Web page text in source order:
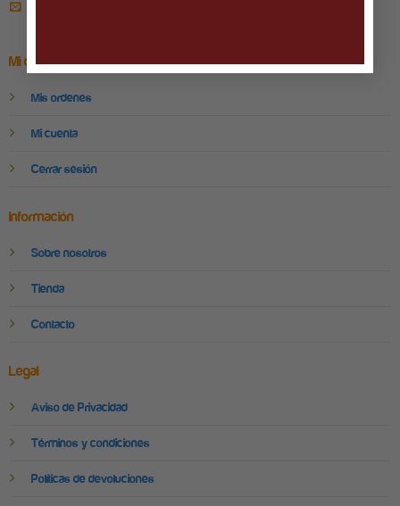
Mi cuenta
Mis ordenes
Mi cuenta
Cerrar sesión
Información
Sobre nosotros
Tienda
Contacto
Legal
Aviso de Privacidad
Términos y condiciones
Políticas de devoluciones